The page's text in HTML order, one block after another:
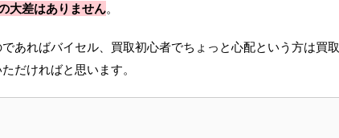
大差はありません。
あればバイセル、買取初心者でちょっと心配という方は買取
だければと思います。